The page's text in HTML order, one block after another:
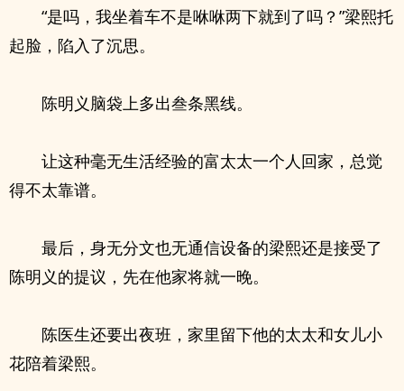
“是吗，我坐着车不是咻咻两下就到了吗？”梁熙托
起脸，陷入了沉思。
陈明义脑袋上多出叁条黑线。
让这种毫无生活经验的富太太一个人回家，总觉
得不太靠谱。
最后，身无分文也无通信设备的梁熙还是接受了
陈明义的提议，先在他家将就一晚。
陈医生还要出夜班，家里留下他的太太和女儿小
花陪着梁熙。